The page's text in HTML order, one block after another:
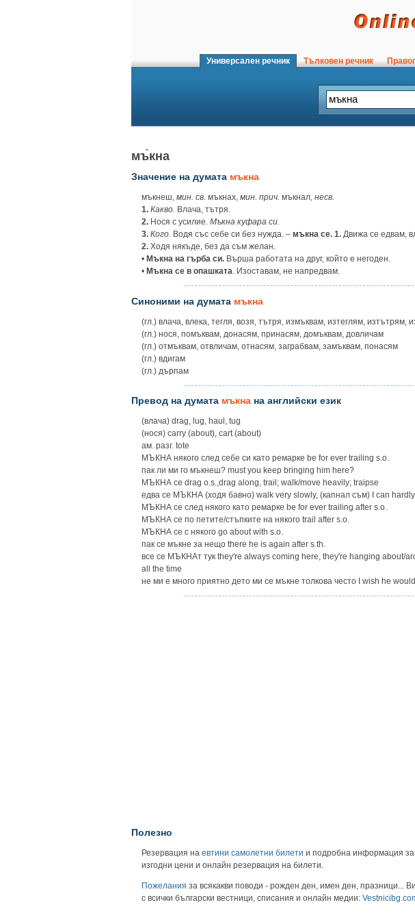
Универсален речник Тълковен речник
мъ̀кна
Значение на думата мъкна
мъкнеш, мин. св. мъкнах, мин. прич. мъкнал, несв.
1. Какво. Влача, тътря.
2. Нося с усилие. Мъкна куфара си.
3. Кого. Водя със себе си без нужда. – мъкна се. 1. Движа се едвам,
2. Ходя някъде, без да съм желан.
• Мъкна на гърба си. Върша работата на друг, който е негоден.
• Мъкна се в опашката. Изоставам, не напредвам.
Синоними на думата мъкна
(гл.) влача, влека, тегля, возя, тътря, измъквам, изтеглям, изтътрям,
(гл.) нося, помъквам, донасям, принасям, домъквам, довличам
(гл.) отмъквам, отвличам, отнасям, заграбвам, замъквам, понасям
(гл.) вдигам
(гл.) дърпам
Превод на думата мъкна на английски език
(влача) drag, lug, haul, tug
(нося) carry (about), cart (about)
ам. разг. tote
МЪКНА някого след себе си като ремарке be for ever trailing s.o.
пак ли ми го мъкнеш? must you keep bringing him here?
МЪКНА ce drag o.s.,drag along, trail; walk/move heavily; traipse
едва се МЪКНА (ходя бавно) walk very slowly, (капнал съм) I can
МЪКНА се след някого като ремарке be for ever trailing after s.o.
МЪКНА се по петите/стъпките на някого trail after s.o.
МЪКНА се с някого go about with s.o.
пак се мъкне за нещо there he is again after s.th.
все се МЪКНАт тук they're always coming here, they're hanging about/
all the time
не ми е много приятно дето ми се мъкне толкова често I wish he
Полезно
Резервация на евтини самолетни билети и подробна информация
изгодни цени и онлайн резервация на билети.
Пожелания за всякакви поводи - рожден ден, имен ден, празници...
с всички български вестници, списания и онлайн медии: